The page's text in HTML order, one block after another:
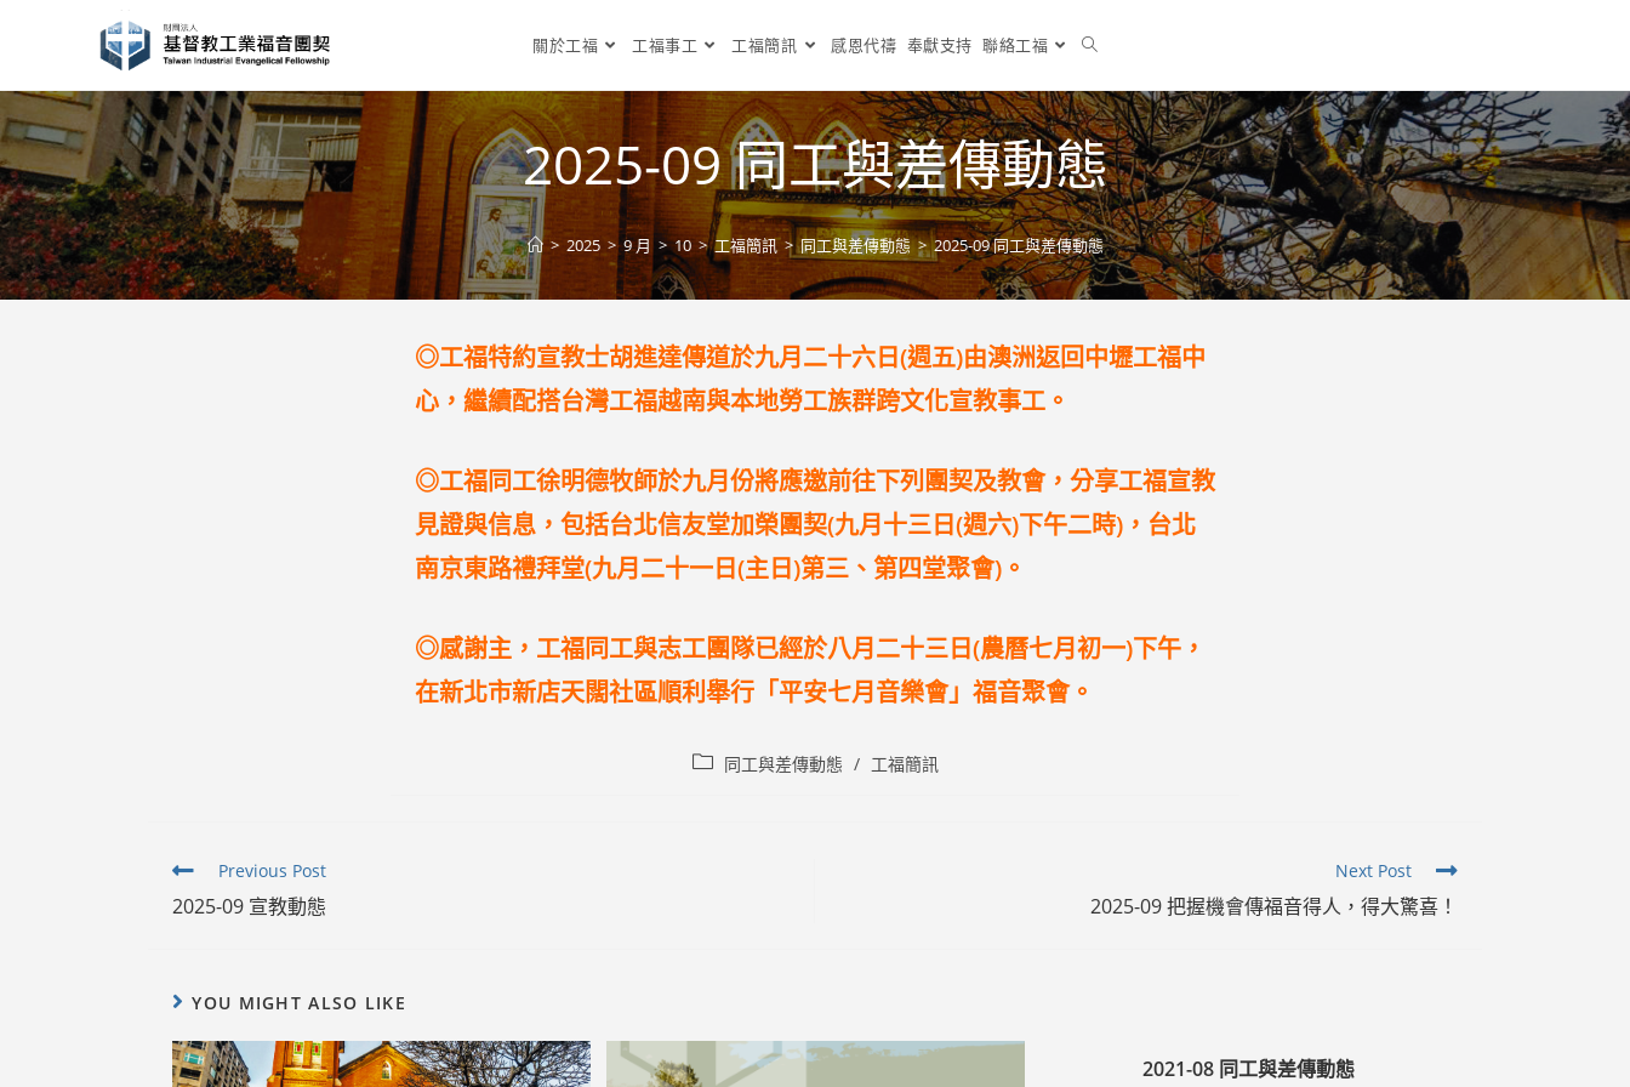
關於工福 工福事工 工福簡訊 感恩代禱 奉獻支持 聯絡工福
2025-09 同工與差傳動態
> 2025 > 9 月 > 10 > 工福簡訊 > 同工與差傳動態 > 2025-09 同工與差傳動態
◎工福特約宣教士胡進達傳道於九月二十六日(週五)由澳洲返回中壢工福中
心，繼續配搭台灣工福越南與本地勞工族群跨文化宣教事工。
◎工福同工徐明德牧師於九月份將應邀前往下列團契及教會，分享工福宣教
見證與信息，包括台北信友堂加榮團契(九月十三日(週六)下午二時)，台北
南京東路禮拜堂(九月二十一日(主日)第三、第四堂聚會)。
◎感謝主，工福同工與志工團隊已經於八月二十三日(農曆七月初一)下午，
在新北市新店天闊社區順利舉行「平安七月音樂會」福音聚會。
Post 同工與差傳動態 / 工福簡訊
Read
articles
Previous Post
2025-09 宣教動態
Next Post
2025-09 把握機會傳福音得人，得大驚喜！
YOU MIGHT ALSO LIKE
2021-08 同工與差傳動態